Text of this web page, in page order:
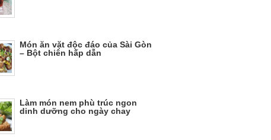
Món ăn vặt độc đáo của Sài Gòn
– Bột chiên hấp dẫn
Làm món nem phù trúc ngon
dinh dưỡng cho ngày chay